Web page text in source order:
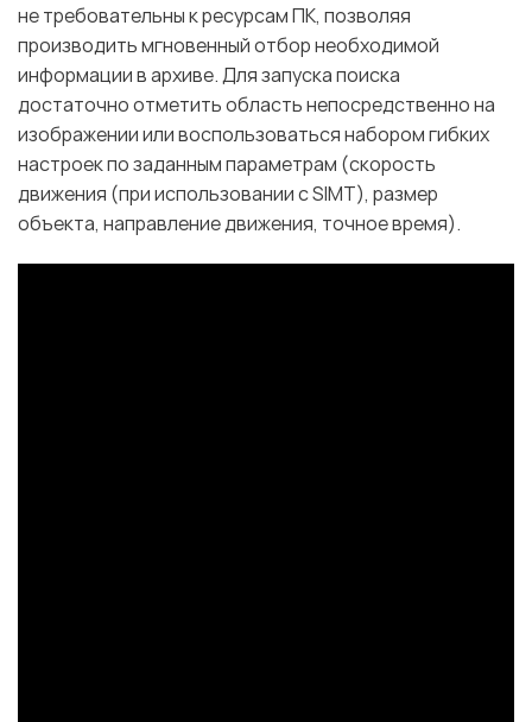
не требовательны к ресурсам ПК, позволяя
производить мгновенный отбор необходимой
информации в архиве. Для запуска поиска
достаточно отметить область непосредственно на
изображении или воспользоваться набором гибких
настроек по заданным параметрам (скорость
движения (при использовании с SIMT), размер
объекта, направление движения, точное время).